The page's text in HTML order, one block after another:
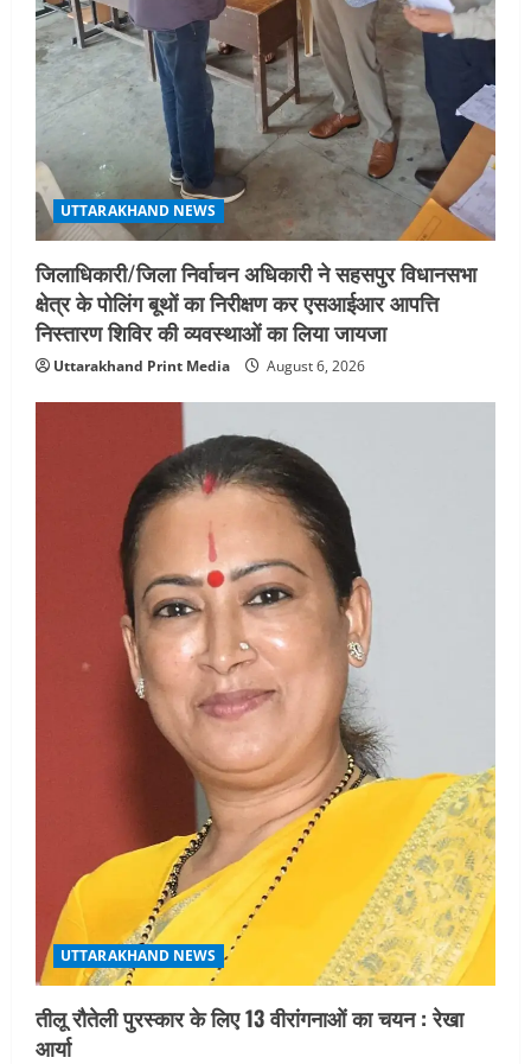
UTTARAKHAND NEWS
जिलाधिकारी/जिला निर्वाचन अधिकारी ने सहसपुर विधानसभा
क्षेत्र के पोलिंग बूथों का निरीक्षण कर एसआईआर आपत्ति
निस्तारण शिविर की व्यवस्थाओं का लिया जायजा
Uttarakhand Print Media August 6, 2026
UTTARAKHAND NEWS
तीलू रौतेली पुरस्कार के लिए 13 वीरांगनाओं का चयन : रेखा
आर्या